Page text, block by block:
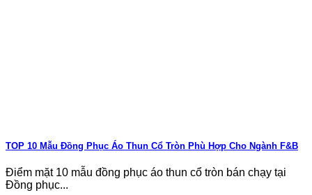
TOP 10 Mẫu Đồng Phục Áo Thun Cổ Tròn Phù Hợp Cho Ngành F&B
Điểm mặt 10 mẫu đồng phục áo thun cổ tròn bán chạy tại
Đồng phục...